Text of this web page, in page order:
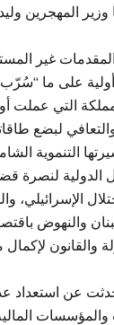
وزير المهجرين
غير
على ما “سُرّب”
التي
لبضع
التنموية
لنصرة
الإسرائيلي،
والنهوض
والقانون لإكمال
عن استعداد
والمؤسسات